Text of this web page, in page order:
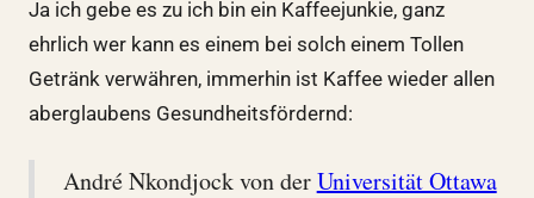
Ja ich gebe es zu ich bin ein Kaffeejunkie, ganz
ehrlich wer kann es einem bei solch einem Tollen
Getränk verwähren, immerhin ist Kaffee wieder allen
aberglaubens Gesundheitsfördernd:
André Nkondjock von derUniversität Ottawa